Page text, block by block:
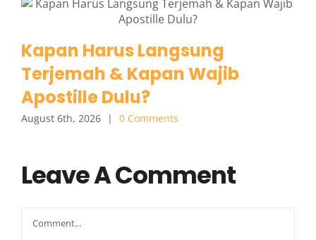
Kapan Harus Langsung
Terjemah & Kapan Wajib
Apostille Dulu?
August 6th, 2026 | 0 Comments
Leave A Comment
Comment